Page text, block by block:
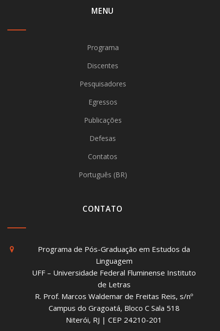
MENU
Programa
Discentes
Pesquisadores
Egressos
Publicações
Defesas
Contatos
Português (BR)
CONTATO
Programa de Pós-Graduação em Estudos da
Linguagem
UFF – Universidade Federal Fluminense Instituto
de Letras
R. Prof. Marcos Waldemar de Freitas Reis, s/nº
Campus do Gragoatá, Bloco C Sala 518
Niterói, RJ | CEP 24210-201